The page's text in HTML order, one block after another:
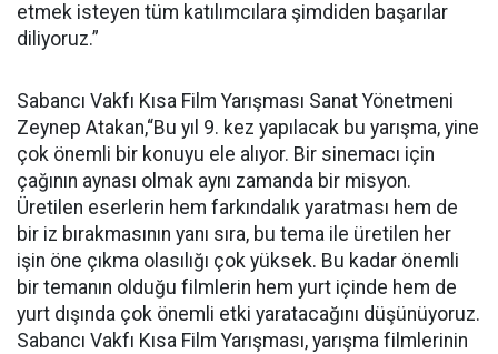
etmek isteyen tüm katılımcılara şimdiden başarılar
diliyoruz.”
Sabancı Vakfı Kısa Film Yarışması Sanat Yönetmeni
Zeynep Atakan,“Bu yıl 9. kez yapılacak bu yarışma, yine
çok önemli bir konuyu ele alıyor. Bir sinemacı için
çağının aynası olmak aynı zamanda bir misyon.
Üretilen eserlerin hem farkındalık yaratması hem de
bir iz bırakmasının yanı sıra, bu tema ile üretilen her
işin öne çıkma olasılığı çok yüksek. Bu kadar önemli
bir temanın olduğu filmlerin hem yurt içinde hem de
yurt dışında çok önemli etki yaratacağını düşünüyoruz.
Sabancı Vakfı Kısa Film Yarışması, yarışma filmlerinin